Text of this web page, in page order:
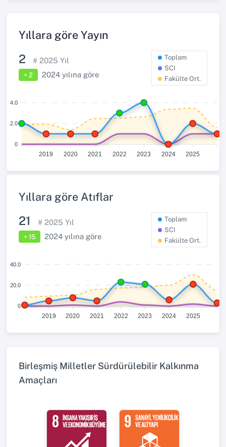
Yıllara göre Yayın
2 # 2025 Yıl
+ 2 2024 yılına göre
Toplam
SCI
Fakülte Ort.
4.0
2.0
0
2019 2020 2021 2022 2023 2024 2025
Yıllara göre Atıflar
21 # 2025 Yıl
+ 15 2024 yılına göre
Toplam
SCI
Fakülte Ort.
40.0
20.0
0
2019 2020 2021 2022 2023 2024 2025
Birleşmiş Milletler Sürdürülebilir Kalkınma
Amaçları